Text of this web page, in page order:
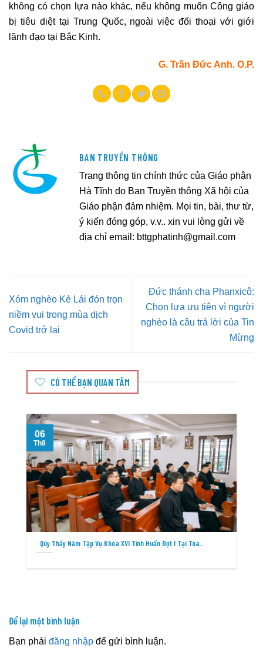
không có chọn lựa nào khác, nếu không muốn Công giáo
bị tiêu diệt tại Trung Quốc, ngoài việc đối thoại với giới
lãnh đạo tại Bắc Kinh.
G. Trần Đức Anh. O.P.
BAN TRUYỀN THÔNG
Trang thông tin chính thức của Giáo phận
Hà Tĩnh do Ban Truyền thông Xã hội của
Giáo phận đảm nhiệm. Mọi tin, bài, thư từ,
ý kiến đóng góp, v.v.. xin vui lòng gửi về
địa chỉ email: bttgphatinh@gmail.com
Xóm nghèo Kẻ Lái đón trọn
niềm vui trong mùa dịch
Covid trở lại
Đức thánh cha Phanxicô:
Chọn lựa ưu tiên vì người
nghèo là câu trả lời của Tin
Mừng
CÓ THỂ BẠN QUAN TÂM
Qúy Thầy Năm Tập Vụ Khóa XVI Tĩnh Huấn Đợt I Tại Tòa..
06
Th8
Để lại một bình luận
Bạn phải đăng nhập để gửi bình luận.